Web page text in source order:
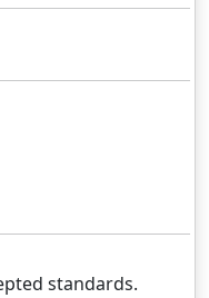
standards.